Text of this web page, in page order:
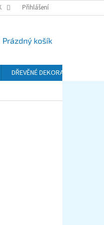
ÚDAJŮ (GDPR)
Přihlášení
NÁKUPNÍ
Prázdný košík
DŘEVĚNÉ DEKORACE